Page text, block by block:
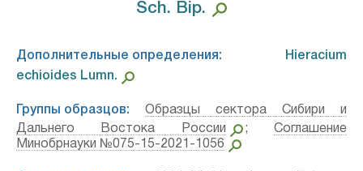
Sch. Bip.⁣
Дополнительные определения:
Hieracium
echioides Lumn.⁣
Группы образцов:
Образцы сектора Сибири и
Дальнего Востока России
; Соглашение
Минобрнауки №075-15-2021-1056